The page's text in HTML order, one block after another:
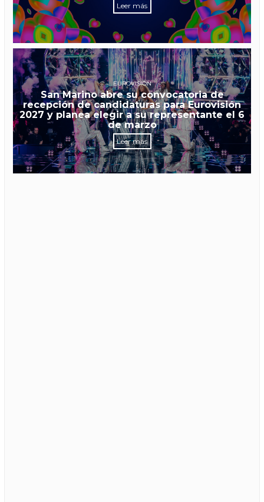
Leer más
EUROVISIÓN
San Marino abre su convocatoria de
recepción de candidaturas para Eurovisión
2027 y planea elegir a su representante el 6
de marzo
Leer más